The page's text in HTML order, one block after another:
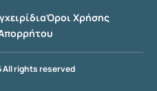
Όροι Χρήσης
rights reserved